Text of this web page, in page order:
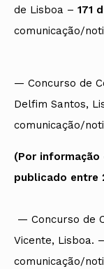
de Lisboa – 171
comunicação/
— Concurso de
Delfim Santos,
comunicação/
(Por informação
publicado entre
— Concurso de
Vicente, Lisboa. –
comunicação/